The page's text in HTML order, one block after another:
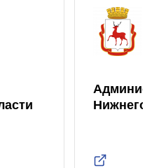
Нижнего